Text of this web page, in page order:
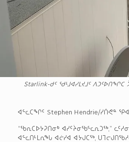
Starlink-ᑯᑦ ᖁᒻᒧᐊᓯᒪᔪᒧᑦ
ᐊᓪᓚᑕᖏᑦ Stephen Hendrie/ᓯᑏᕙᓐ
“ᖃᕆᑕᐅᔭᕈᑎᓂᒃ ᐊᓯᑦᔩᓂᖃᓪᓚᕆᑐᖅ,”
ᐊᓪᓚᑎᒻᒪᕆᖓ ᐊᓖᓯᐊ ᐊᔭᒍᑕᖅ,